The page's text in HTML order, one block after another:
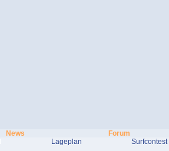
News Forum
Lageplan Surfcontest